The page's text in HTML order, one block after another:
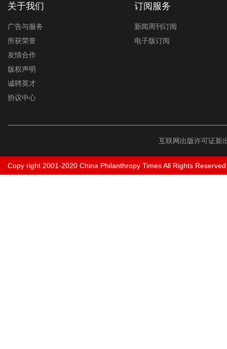
关于我们
广告与服务
所获荣誉
友情合作
版权声明
诚聘英才
协议中心
订阅服务
新闻周刊订阅
电子版订阅
互联网出版许可证新
Copy right 2001-2020 China Philanthropy Times All Rights Reserved